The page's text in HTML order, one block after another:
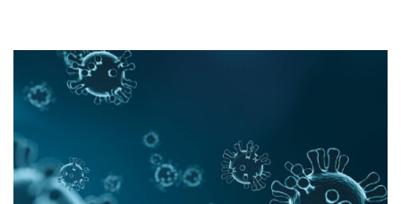
Regime excecional para promover a capacidade de
resposta das autarquias locais no âmbito da pandemia
da doença COVID-19.